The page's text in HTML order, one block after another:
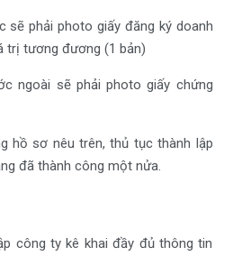
sẽ phải photo giấy đăng ký doanh
trị tương đương (1 bản)
ngoài sẽ phải photo giấy chứng
hồ sơ nêu trên, thủ tục thành lập
đã thành công một nửa.
công ty kê khai đầy đủ thông tin